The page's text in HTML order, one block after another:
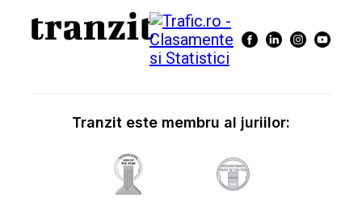
Tranzit este membru al juriilor: